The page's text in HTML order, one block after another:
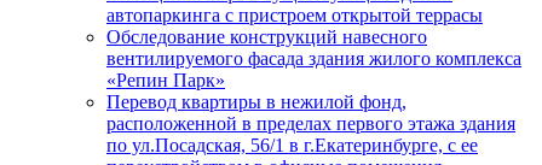
автопаркинга с пристроем открытой террасы
Обследование конструкций навесного
вентилируемого фасада здания жилого комплекса
«Репин Парк»
Перевод квартиры в нежилой фонд,
расположенной в пределах первого этажа здания
по ул.Посадская, 56/1 в г.Екатеринбурге, с ее